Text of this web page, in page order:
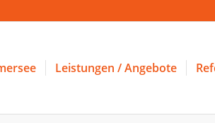
Leistungen / Angebote